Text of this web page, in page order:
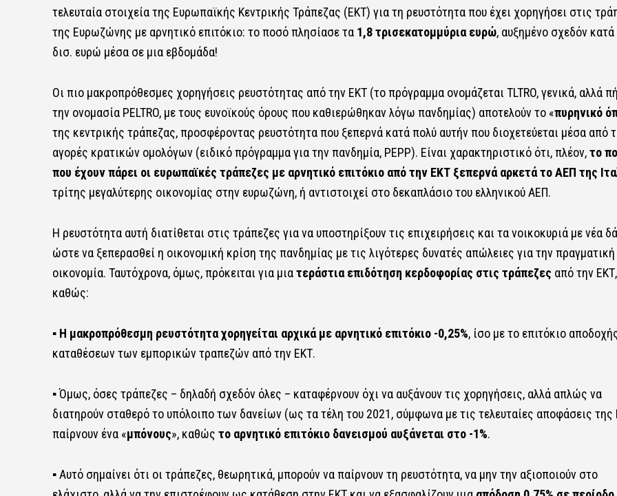
τελευταία στοιχεία της Ευρωπαϊκής Κεντρικής Τράπεζας (ΕΚΤ) για τη ρευστότητα που έχει χορηγήσει στις
της Ευρωζώνης με αρνητικό επιτόκιο: το ποσό πλησίασε τα 1,8 τρισεκατομμύρια ευρώ, αυξημένο σχεδόν κατά
δισ. ευρώ μέσα σε μια εβδομάδα!
Οι πιο μακροπρόθεσμες χορηγήσεις ρευστότητας από την ΕΚΤ (το πρόγραμμα ονομάζεται TLTRO, γενικά, αλλά
την ονομασία PELTRO, με τους ευνοϊκούς όρους που καθιερώθηκαν λόγω πανδημίας) αποτελούν το «πυρηνικό
της κεντρικής τράπεζας, προσφέροντας ρευστότητα που ξεπερνά κατά πολύ αυτήν που διοχετεύεται μέσα από
αγορές κρατικών ομολόγων (ειδικό πρόγραμμα για την πανδημία, PEPP). Είναι χαρακτηριστικό ότι, πλέον,το
που έχουν πάρει οι ευρωπαϊκές τράπεζες με αρνητικό επιτόκιο από την ΕΚΤ ξεπερνά αρκετά το ΑΕΠ της
τρίτης μεγαλύτερης οικονομίας στην ευρωζώνη, ή αντιστοιχεί στο δεκαπλάσιο του ελληνικού ΑΕΠ.
Η ρευστότητα αυτή διατίθεται στις τράπεζες για να υποστηρίξουν τις επιχειρήσεις και τα νοικοκυριά με νέα
ώστε να ξεπερασθεί η οικονομική κρίση της πανδημίας με τις λιγότερες δυνατές απώλειες για την πραγματική
οικονομία. Ταυτόχρονα, όμως, πρόκειται για μιατεράστια επιδότηση κερδοφορίας στις τράπεζες από την ΕΚΤ,
καθώς:
▪ Η μακροπρόθεσμη ρευστότητα χορηγείται αρχικά με αρνητικό επιτόκιο -0,25%, ίσο με το επιτόκιο
καταθέσεων των εμπορικών τραπεζών από την ΕΚΤ.
▪ Όμως, όσες τράπεζες – δηλαδή σχεδόν όλες – καταφέρνουν όχι να αυξάνουν τις χορηγήσεις, αλλά απλώς να
διατηρούν σταθερό το υπόλοιπο των δανείων (ως τα τέλη του 2021, σύμφωνα με τις τελευταίες αποφάσεις της
παίρνουν ένα «μπόνους», καθώς το αρνητικό επιτόκιο δανεισμού αυξάνεται στο -1%.
▪ Αυτό σημαίνει ότι οι τράπεζες, θεωρητικά, μπορούν να παίρνουν τη ρευστότητα, να μην την αξιοποιούν στο